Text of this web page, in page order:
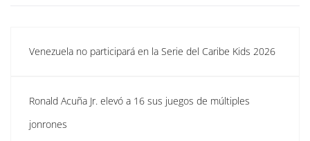
Venezuela no participará en la Serie del Caribe Kids 2026
Ronald Acuña Jr. elevó a 16 sus juegos de múltiples
jonrones